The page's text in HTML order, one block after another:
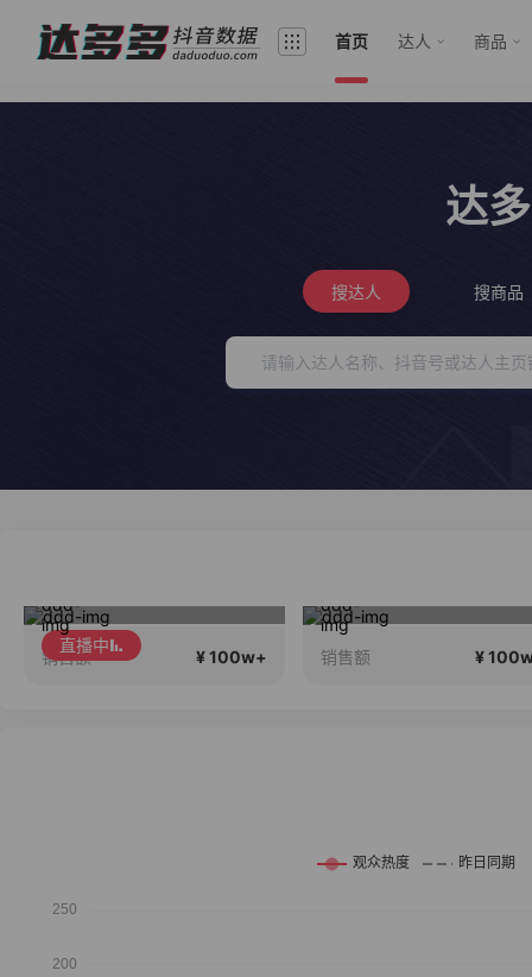
首页 达人 商品
达
搜达人 搜商品
直播中
销售额 ¥ 100w+ 销售额 ¥